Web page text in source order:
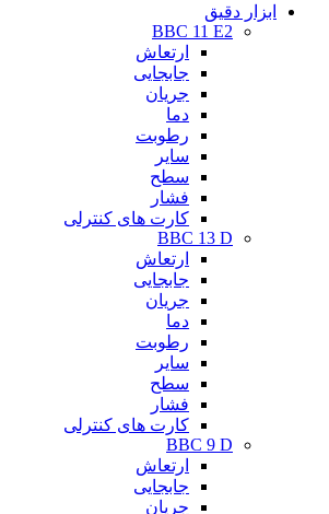
ابزار دقیق
BBC 11 E2
ارتعاش
جابجایی
جریان
دما
رطوبت
سایر
سطح
فشار
کارت های کنترلی
BBC 13 D
ارتعاش
جابجایی
جریان
دما
رطوبت
سایر
سطح
فشار
کارت های کنترلی
BBC 9 D
ارتعاش
جابجایی
جریان